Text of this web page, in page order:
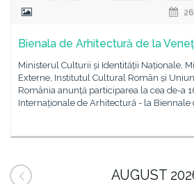
Bienala de Arhitectură de la
Ministerul Culturii și Identității Naționale,
Externe, Institutul Cultural Român și
România anunță participarea la cea de-a
Internaționale de Arhitectură - la Biennale
AUGUST